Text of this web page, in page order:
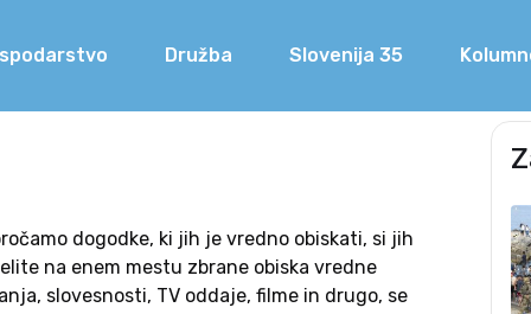
Družba Slovenija 35
dogodke, ki jih je vredno obiskati, si jih
na enem mestu zbrane obiska vredne
slovesnosti, TV oddaje, filme in drugo, se